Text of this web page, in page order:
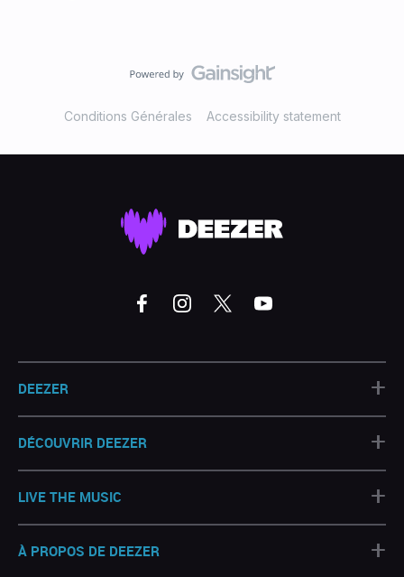
Conditions Générales Accessibility statement
DEEZER +
DÉCOUVRIR DEEZER +
LIVE THE MUSIC +
À PROPOS DE DEEZER +